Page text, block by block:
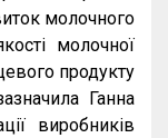
молочного
молочної
продукту
Ганна
виробників